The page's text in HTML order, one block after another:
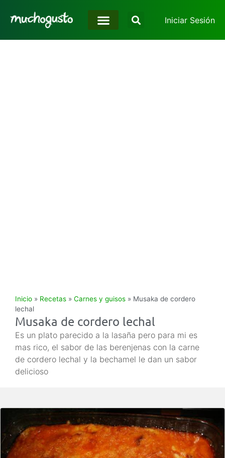
Iniciar Sesión
Inicio » Recetas » Carnes y guisos » Musaka de cordero
lechal
Musaka de cordero lechal
Es un plato parecido a la lasaña pero para mi es
mas rico, el sabor de las berenjenas con la carne
de cordero lechal y la bechamel le dan un sabor
delicioso